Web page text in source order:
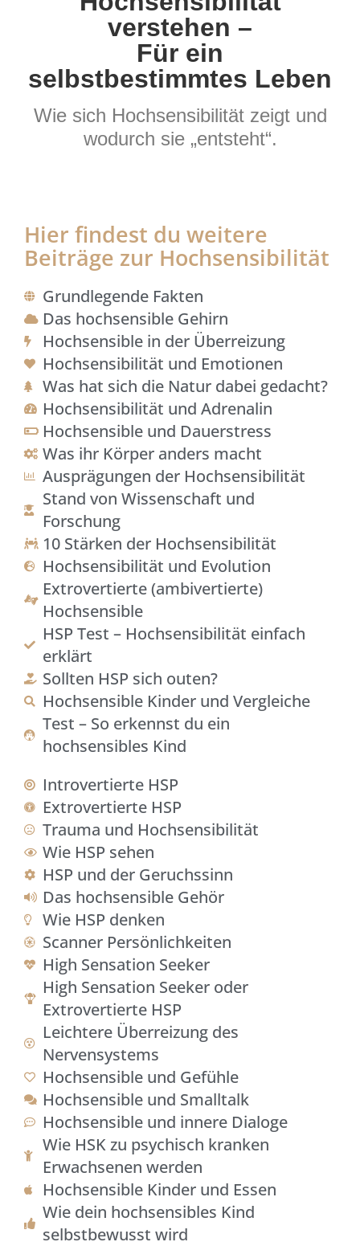
verstehen –
Für ein
selbstbestimmtes Leben
Wie sich Hochsensibilität zeigt und
wodurch sie „entsteht“.
Hier findest du weitere
Beiträge zur Hochsensibilität
Grundlegende Fakten
Das hochsensible Gehirn
Hochsensible in der Überreizung
Hochsensibilität und Emotionen
Was hat sich die Natur dabei gedacht?
Hochsensibilität und Adrenalin
Hochsensible und Dauerstress
Was ihr Körper anders macht
Ausprägungen der Hochsensibilität
Stand von Wissenschaft und
Forschung
10 Stärken der Hochsensibilität
Hochsensibilität und Evolution
Extrovertierte (ambivertierte)
Hochsensible
HSP Test – Hochsensibilität einfach
erklärt
Sollten HSP sich outen?
Hochsensible Kinder und Vergleiche
Test – So erkennst du ein
hochsensibles Kind
Introvertierte HSP
Extrovertierte HSP
Trauma und Hochsensibilität
Wie HSP sehen
HSP und der Geruchssinn
Das hochsensible Gehör
Wie HSP denken
Scanner Persönlichkeiten
High Sensation Seeker
High Sensation Seeker oder
Extrovertierte HSP
Leichtere Überreizung des
Nervensystems
Hochsensible und Gefühle
Hochsensible und Smalltalk
Hochsensible und innere Dialoge
Wie HSK zu psychisch kranken
Erwachsenen werden
Hochsensible Kinder und Essen
Wie dein hochsensibles Kind
selbstbewusst​ wird